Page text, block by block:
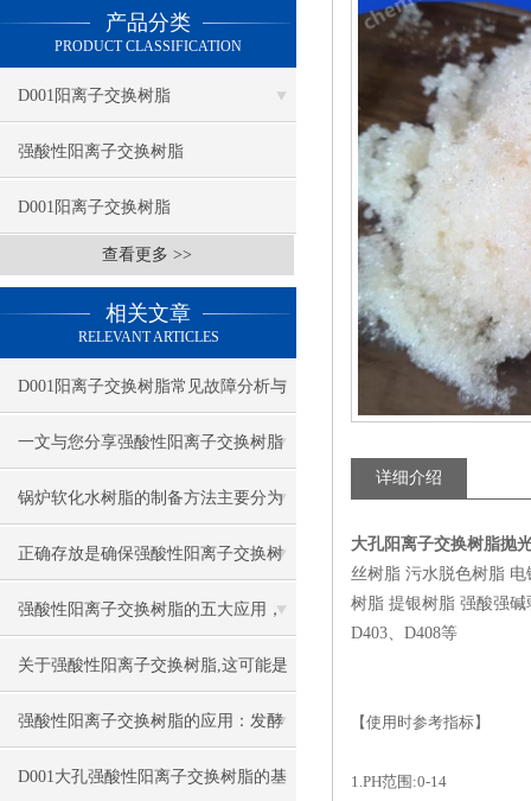
产品分类
PRODUCT CLASSIFICATION
D001阳离子交换树脂
强酸性阳离子交换树脂
D001阳离子交换树脂
查看更多 >>
相关文章
RELEVANT ARTICLES
D001阳离子交换树脂常见故障分析与
针对性解决方法分享
一文与您分享强酸性阳离子交换树脂
的常见问题相应解决方法
锅炉软化水树脂的制备方法主要分为
这两大步骤
正确存放是确保强酸性阳离子交换树
脂质量的关键
强酸性阳离子交换树脂的五大应用，
你知道吗？
关于强酸性阳离子交换树脂,这可能是
一篇刷新你认知的文章
强酸性阳离子交换树脂的应用：发酵
工程师认知升级
D001大孔强酸性阳离子交换树脂的基
详细介绍
大孔阳离子交换树脂抛
丝树脂 污水脱色树脂
树脂 提银树脂 强酸强碱
D403、D408等
【使用时参考指标】
1.PH范围:0-14